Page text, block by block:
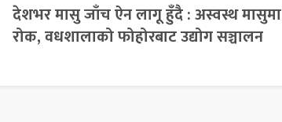
देशभर मासु जाँच ऐन लागू हुँदै : अस्वस्थ मासुमा
रोक, वधशालाको फोहोरबाट उद्योग सञ्चालन